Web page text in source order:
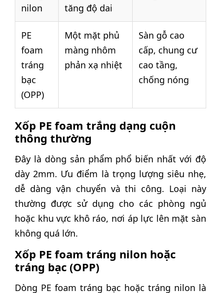
nilon
tăng độ dai
PE
foam
tráng
bạc
(OPP)
Một mặt phủ
màng nhôm
phản xạ nhiệt
Sàn gỗ cao
cấp, chung cư
cao tầng,
chống nóng
Xốp PE foam trắng dạng cuộn
thông thường
Đây là dòng sản phẩm phổ biến nhất với độ
dày 2mm. Ưu điểm là trọng lượng siêu nhẹ,
dễ dàng vận chuyển và thi công. Loại này
thường được sử dụng cho các phòng ngủ
hoặc khu vực khô ráo, nơi áp lực lên mặt sàn
không quá lớn.
Xốp PE foam tráng nilon hoặc
tráng bạc (OPP)
Dòng PE foam tráng bạc hoặc tráng nilon là